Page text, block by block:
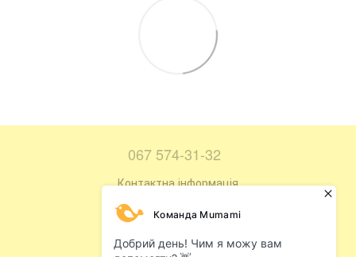
067 574-31-32
Контактна інформація
Повна версія сайту
Мапа сайту